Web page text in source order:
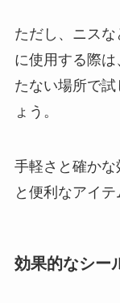
ただし、ニス
に使用する際
たない場所で
ょう。
手軽さと確か
と便利なアイテ
効果的なシー